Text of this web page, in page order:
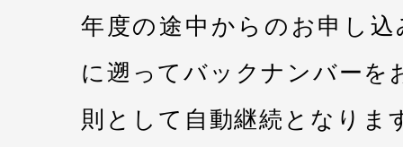
年度の途中からのお申し
に遡ってバックナンバーを
則として自動継続となりま